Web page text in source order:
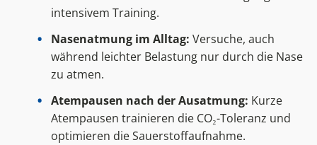
intensivem Training.
Nasenatmung im Alltag: Versuche, auch
während leichter Belastung nur durch die Nase
zu atmen.
Atempausen nach der Ausatmung: Kurze
Atempausen trainieren die CO₂-Toleranz und
optimieren die Sauerstoffaufnahme.